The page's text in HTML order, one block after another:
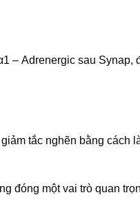
– Adrenergic sau Synap,
tắc nghẽn bằng cách
đóng một vai trò quan